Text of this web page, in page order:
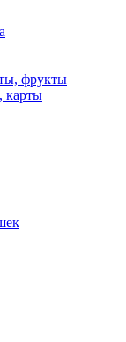
фрукты
карты